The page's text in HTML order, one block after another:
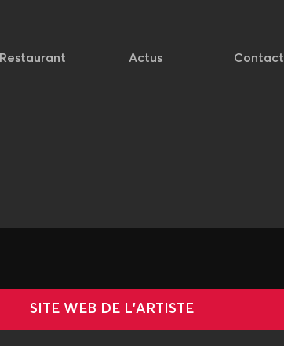
Restaurant Actus Contact
SITE WEB DE L'ARTISTE